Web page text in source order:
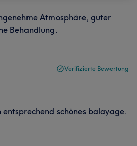
Atmosphäre, guter
Behandlung.
Verifizierte Bewertung
schönes balayage.